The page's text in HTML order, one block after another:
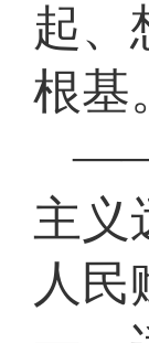
起、
根基
——
主义
人